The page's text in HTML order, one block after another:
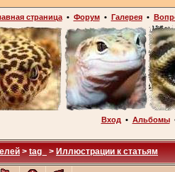
страница• Форум• Галерея•
Вход • Альбомы
> tag_ > Иллюстрации к статьям